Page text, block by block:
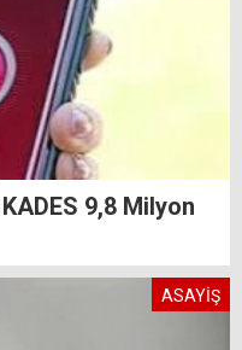
9,8 Milyon
ASAYİŞ